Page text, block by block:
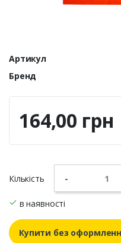
Артикул
Бренд
164,00 грн
Кількість -
в наявності
Купити без